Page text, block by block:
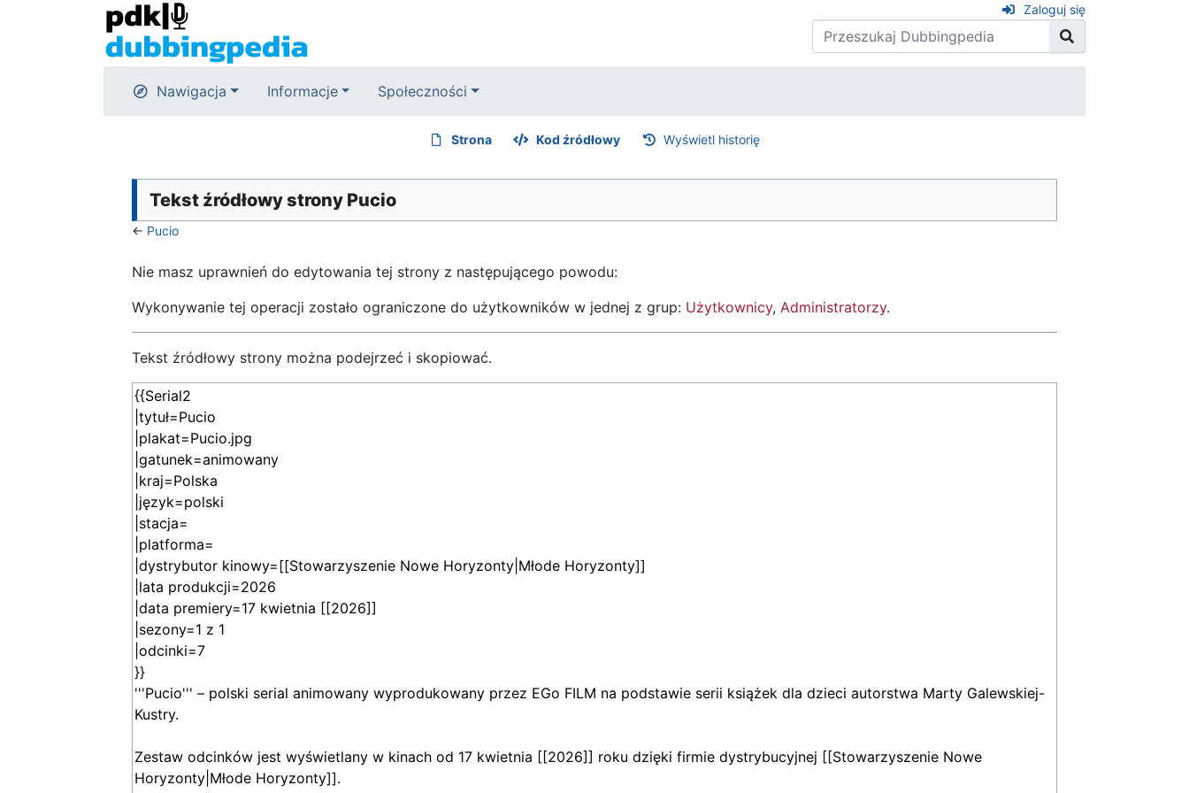
Zaloguj się
Nawigacja Informacje Społeczności
Strona Kod źródłowy Wyświetl historię
Tekst źródłowy strony Pucio
← Pucio
Nie masz uprawnień do edytowania tej strony z następującego powodu:
Wykonywanie tej operacji zostało ograniczone do użytkowników w jednej z grup: Użytkownicy, Administratorzy.
Tekst źródłowy strony można podejrzeć i skopiować.